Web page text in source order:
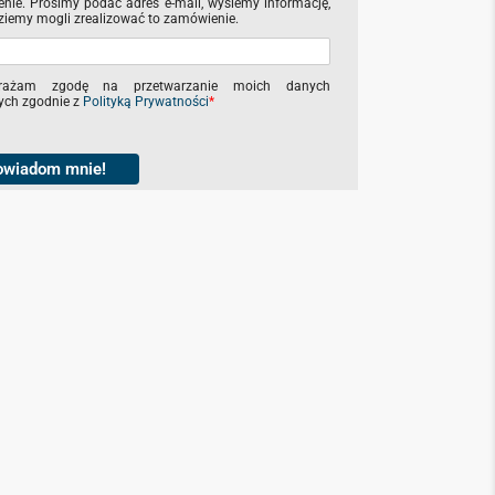
Prosimy podać adres e-mail, wyślemy informację,
mogli zrealizować to zamówienie.
zgodę na przetwarzanie moich danych
zgodnie z Polityką Prywatności*
mnie!